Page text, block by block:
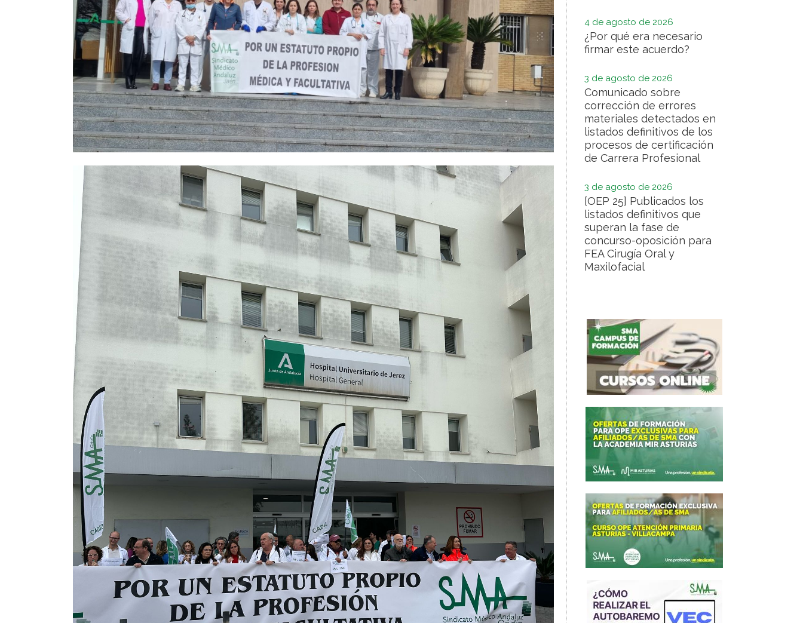
4 de agosto de 2026
¿Por qué era necesario
firmar este acuerdo?
3 de agosto de 2026
Comunicado sobre
corrección de errores
materiales detectados en
listados definitivos de los
procesos de certificación
de Carrera Profesional
3 de agosto de 2026
[OEP 25] Publicados los
listados definitivos que
superan la fase de
concurso-oposición para
FEA Cirugía Oral y
Maxilofacial